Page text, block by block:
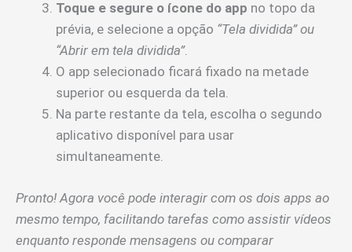
Toque e segure o ícone do app no topo da
prévia, e selecione a opção “Tela dividida” ou
“Abrir em tela dividida”.
O app selecionado ficará fixado na metade
superior ou esquerda da tela.
Na parte restante da tela, escolha o segundo
aplicativo disponível para usar
simultaneamente.
Pronto! Agora você pode interagir com os dois apps ao
mesmo tempo, facilitando tarefas como assistir vídeos
enquanto responde mensagens ou comparar